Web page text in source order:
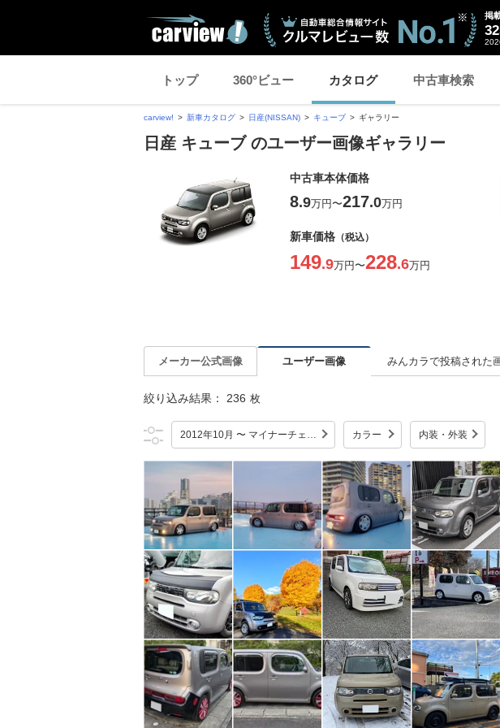
掲
トップ 360°ビュー カタログ 中古車検索
carview! 新車カタログ 日産(NISSAN) キューブ ギャラリー
日産 キューブ のユーザー画像ギャラリー
中古車本体価格
8.9万円〜217.0万円
新車価格 （税込）
149.9万円〜228.6万円
メーカー公式画像 ユーザー画像 みんカラで投稿された
絞り込み結果： 236 枚
2012年10月 〜 マイナーチェンジ カラー 内装・外装